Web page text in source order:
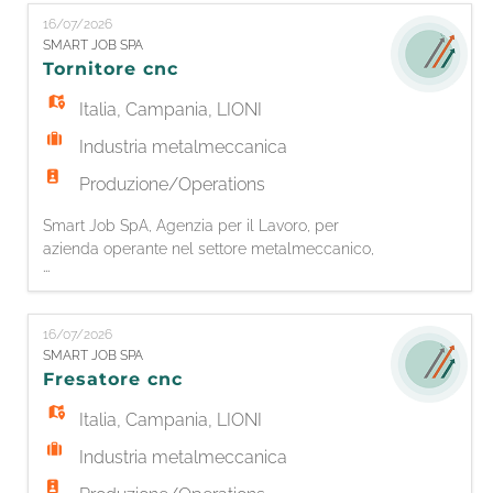
FR
IT
DE
PT
Coordinatore / Coordinatrice del Servizio
Tecnico Principali responsabilità -
Coordinamento di personale tecnico e operaio;
- Assistenza Tecnica alla clien
16/07/2026
SMART JOB SPA
Tornitore cnc
Italia,Campania, LIONI
Industria metalmeccanica
Produzione/Operations
Smart Job SpA, Agenzia per il Lavoro, per
azienda operante nel settore metalmeccanico,
è alla ricerca di 1 TORNITORE CNC A 3 - 4 ASSI.
La risorsa si occuperà di: - Caricare il
programma nella macchina a controllo
numerico - Predisporre le impostazioni iniziali
della macchina utensile (parametri,
piazzamento e azzeramento) - Caricare il mat
16/07/2026
SMART JOB SPA
Fresatore cnc
Italia,Campania, LIONI
Industria metalmeccanica